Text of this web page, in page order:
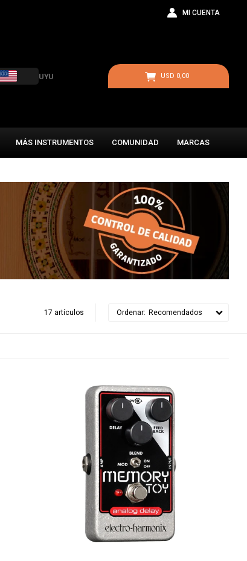
MÁS INSTRUMENTOS COMUNIDAD MARCAS
USD 0,00
UYU
17 artículos Recomendados